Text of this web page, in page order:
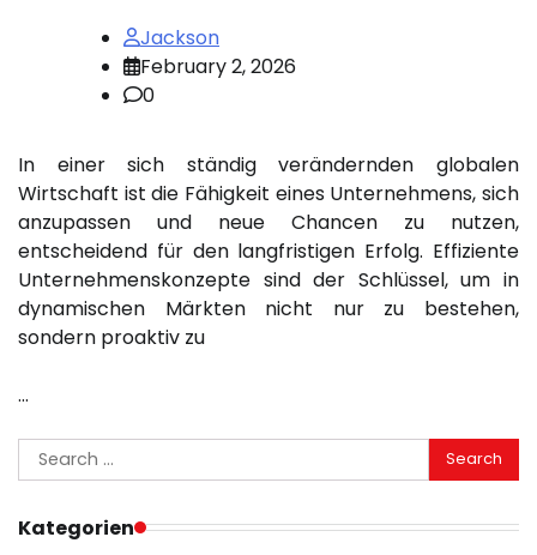
Jackson
February 2, 2026
0
In einer sich ständig verändernden globalen
Wirtschaft ist die Fähigkeit eines Unternehmens, sich
anzupassen und neue Chancen zu nutzen,
entscheidend für den langfristigen Erfolg. Effiziente
Unternehmenskonzepte sind der Schlüssel, um in
dynamischen Märkten nicht nur zu bestehen,
sondern proaktiv zu
…
Search
for:
Kategorien